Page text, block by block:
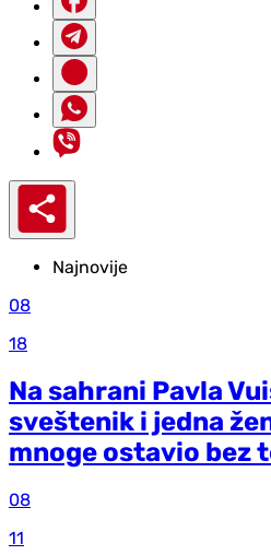
Najnovije
08
18
Na sahrani Pavla
sveštenik i jedna
mnoge ostavio bez
08
11